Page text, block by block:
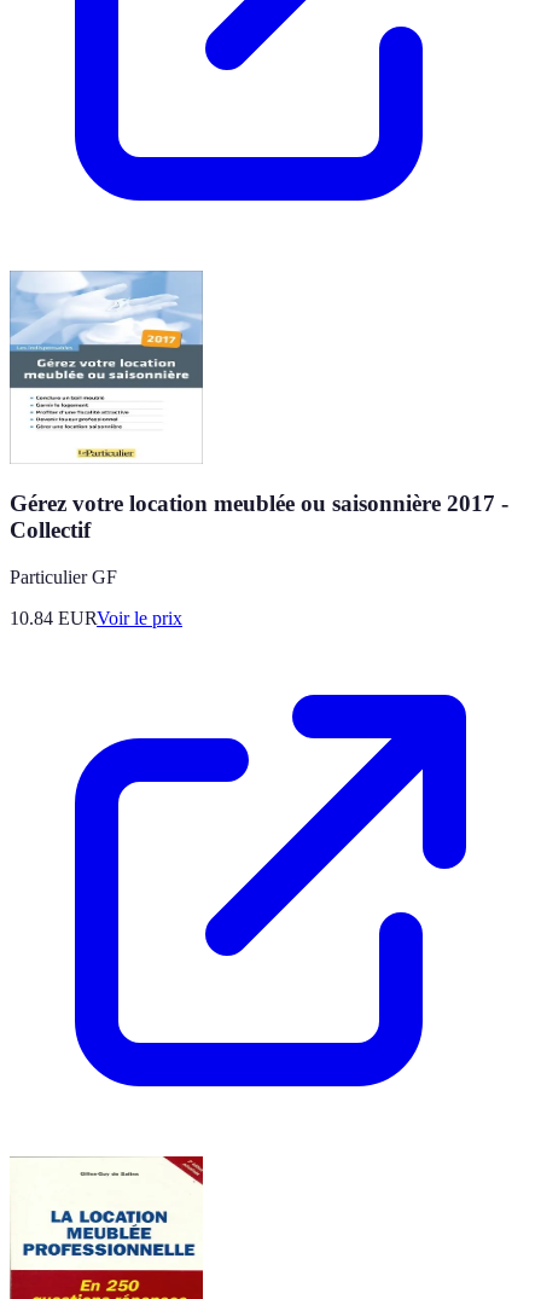
Gérez votre location meublée ou saisonnière 2017 -
Collectif
Particulier GF
10.84 EURVoir le prix